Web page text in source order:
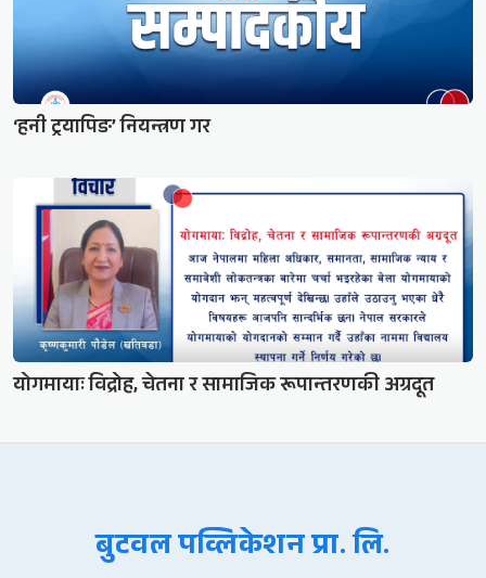
‘हनी ट्रयापिङ’ नियन्त्रण गर
योगमायाः विद्रोह, चेतना र सामाजिक रूपान्तरणकी अग्रदूत
बुटवल पव्लिकेशन प्रा. लि.